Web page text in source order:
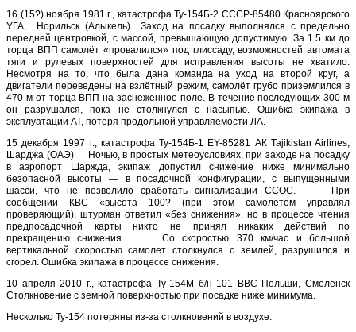
16 (15?) ноября 1981 г., катастрофа Ту-154Б-2 СССР-85480 Красноярского
УГА, Норильск (Алыкель) Заход на посадку выполнялся с предельно
передней центровкой, с массой, превышающую допустимую. За 1.5 км до
торца ВПП самолёт «провалился» под глиссаду, возможностей автомата
тяги и рулевых поверхностей для исправления высоты не хватило.
Несмотря на то, что была дана команда на уход на второй круг, а
двигатели переведены на взлётный режим, самолёт грубо приземлился в
470 м от торца ВПП на заснеженное поле. В течение последующих 300 м
он разрушался, пока не столкнулся с насыпью. Ошибка экипажа в
эксплуатации АТ, потеря продольной управляемости ЛА.
15 декабря 1997 г., катастрофа Ту-154Б-1 EY-85281 АК Tajikistan Airlines,
Шарджа (ОАЭ) Ночью, в простых метеоусловиях, при заходе на посадку
в аэропорт Шаржда, экипаж допустил снижение ниже минимально
безопасной высоты — в посадочной конфигурации, с выпущенными
шасси, что не позволило сработать сигнализации ССОС. При
сообщении КВС «высота 100? (при этом самолетом управлял
проверяющий), штурман ответил «без снижения», но в процессе чтения
предпосадочной карты никто не принял никаких действий по
прекращению снижения. Со скоростью 370 км/час и большой
вертикальной скоростью самолет столкнулся с землей, разрушился и
сгорел. Ошибка экипажа в процессе снижения.
10 апреля 2010 г., катастрофа Ту-154М б/н 101 ВВС Польши, Смоленск
Столкновение с земной поверхностью при посадке ниже минимума.
Несколько Ту-154 потеряны из-за столкновений в воздухе.